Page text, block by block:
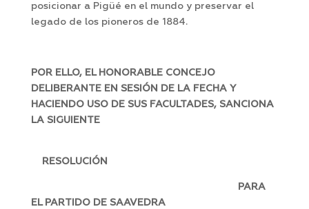
posicionar a Pigüé en el mundo y preservar el
legado de los pioneros de 1884.
POR ELLO, EL HONORABLE CONCEJO
DELIBERANTE EN SESIÓN DE LA FECHA Y
HACIENDO USO DE SUS FACULTADES, SANCIONA
LA SIGUIENTE
RESOLUCIÓN
PARA
EL PARTIDO DE SAAVEDRA